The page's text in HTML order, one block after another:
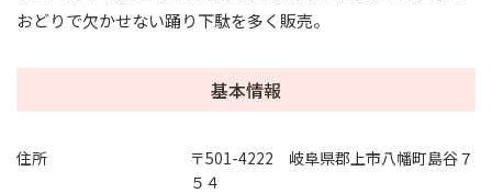
おどりで欠かせない踊り下駄を多く販売。
基本情報
住所
〒501-4222 岐阜県郡上市八幡町島谷７
５４